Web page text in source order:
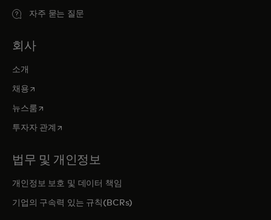
자주 묻는 질문
회사
소개
채용새 탭에서 열림
뉴스룸새 탭에서 열림
투자자 관계 새 탭에서 열림
법무 및 개인정보
개인정보 보호 및 데이터 책임
기업의 구속력 있는 규칙(BCRs)